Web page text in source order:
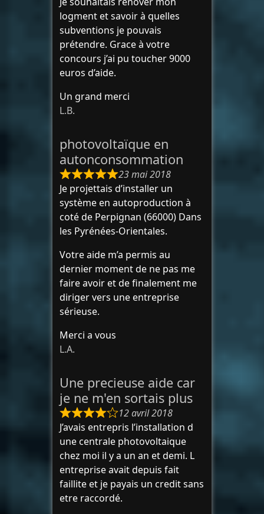
logment et savoir à quelles
subventions je pouvais
prétendre. Grace à votre
concours j’ai pu toucher 9000
euros d’aide.
Un grand merci
L.B.
photovoltaïque en
autonconsommation
23 mai 2018
Je projettais d’installer un
système en autoproduction à
coté de Perpignan (66000) Dans
les Pyrénées-Orientales.
Votre aide m’a permis au
dernier moment de ne pas me
faire avoir et de finalement me
diriger vers une entreprise
sérieuse.
Merci a vous
L.A.
Une precieuse aide car
je ne m'en sortais plus
12 avril 2018
J’avais entrepris l’installation d
une centrale photovoltaique
chez moi il y a un an et demi. L
entreprise avait depuis fait
faillite et je payais un credit sans
etre raccordé.